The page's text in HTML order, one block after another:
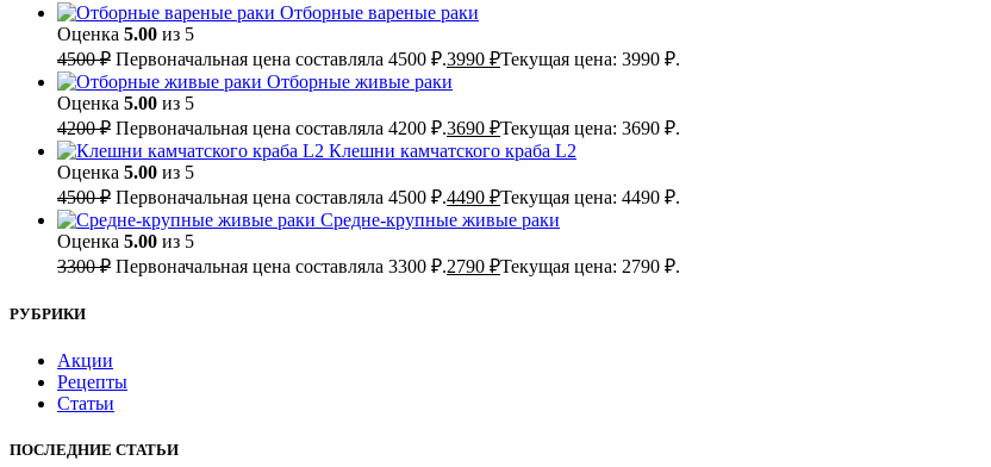
Отборные вареные раки
Оценка 5.00 из 5
4500₽ Первоначальная цена составляла 4500 ₽.3990 ₽Текущая цена: 3990 ₽.
Отборные живые раки
Оценка 5.00 из 5
4200₽ Первоначальная цена составляла 4200 ₽.3690 ₽Текущая цена: 3690 ₽.
Клешни камчатского краба L2
Оценка 5.00 из 5
4500₽ Первоначальная цена составляла 4500 ₽.4490 ₽Текущая цена: 4490 ₽.
Средне-крупные живые раки
Оценка 5.00 из 5
3300₽ Первоначальная цена составляла 3300 ₽.2790 ₽Текущая цена: 2790 ₽.
РУБРИКИ
Акции
Рецепты
Статьи
ПОСЛЕДНИЕ СТАТЬИ